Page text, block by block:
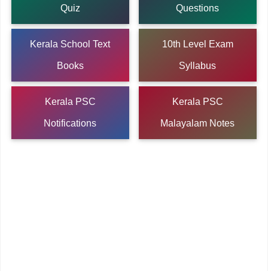
Quiz Questions
Kerala School Text
Books
10th Level Exam
Syllabus
Kerala PSC
Notifications
Kerala PSC
Malayalam Notes